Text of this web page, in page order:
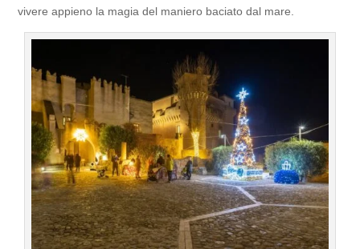
vivere appieno la magia del maniero baciato dal mare.